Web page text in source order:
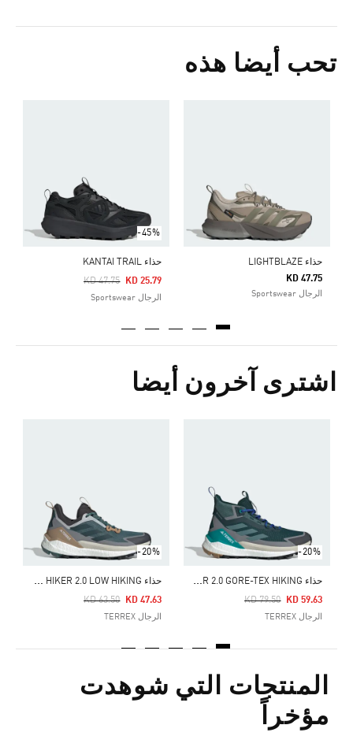
تحب أيضا هذه
حذاء LIGHTBLAZE
KD 47.75
الرجال Sportswear
-45%
حذاء KANTAI TRAIL
Price Reduced From
KD 47.75
To KD 25.79
الرجال Sportswear
اشترى آخرون أيضا
-20%
ح
ذاء TERREX FREE HIKER 2.0 GORE-TEX HIKING
Price Reduced From
KD 79.50
To KD 59.63
الرجال TERREX
-20%
ح
ذاء TERREX FREE HIKER 2.0 LOW HIKING
Price Reduced From
KD 63.50
To KD 47.63
الرجال TERREX
المنتجات التي شوهدت
مؤخراً